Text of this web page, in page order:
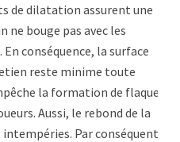
de dilatation assurent une
bouge pas avec les
conséquence, la surface
reste minime toute
la formation de flaques.
Aussi, le rebond de la
Par conséquent,